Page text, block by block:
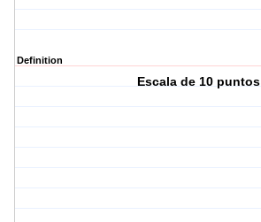
Definition
Escala de 10 puntos